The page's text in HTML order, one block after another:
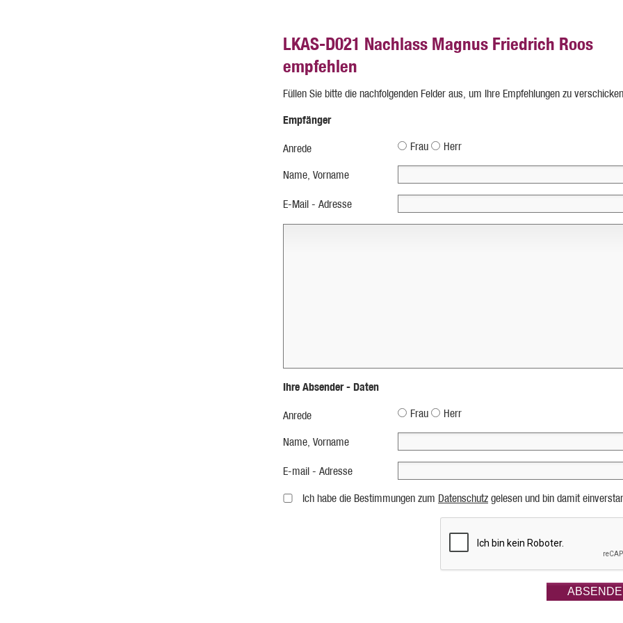
LKAS-D021 Nachlass Magnus Friedrich Roos
empfehlen
Füllen Sie bitte die nachfolgenden Felder aus, um Ihre Empfehlungen zu
Empfänger
Anrede Frau Herr
Name, Vorname
E-Mail - Adresse
Ihre Absender - Daten
Anrede Frau Herr
Name, Vorname
E-mail - Adresse
Ich habe die Bestimmungen zum Datenschutz gelesen und bin damit